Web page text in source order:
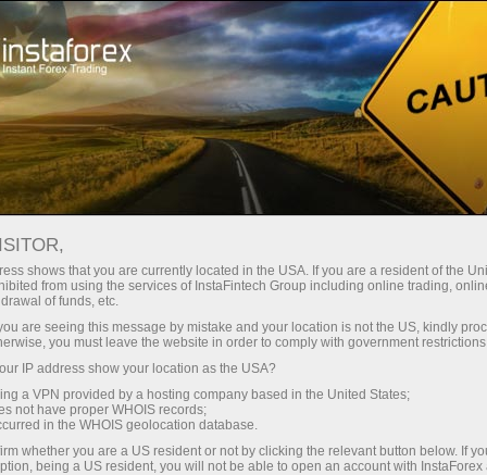
Начинающим
Возникли вопросы?
Мы знаем на них ответы! На этой странице
мы постарались ответить на самые
распространенные вопросы о партнерской
программе, торговых условиях, ПАММ-
системе, регистрации, верификации и
многом другом.
3 бесплатных занятия от ИнстаФорекс -
ваши первые шаги к прибыли на Форекс!
Записаться на курс
shows that you are currently located in the USA. If you are a resident of the
from using the services of InstaFintech Group including online trading,
of funds, etc.
are seeing this message by mistake and your location is not the US, kindly
you must leave the website in order to comply with government
IP address show your location as the USA?
a VPN provided by a hosting company based in the United States;
not have proper WHOIS records;
in the WHOIS geolocation database.
whether you are a US resident or not by clicking the relevant button below. If
being a US resident, you will not be able to open an account with InstaForex